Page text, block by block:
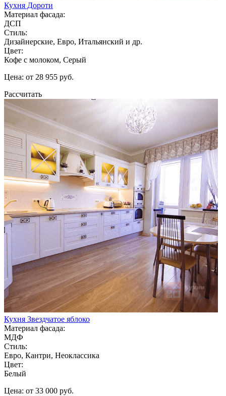
Кухня Дороти
Материал фасада:
ДСП
Стиль:
Дизайнерские, Евро, Итальянский и др.
Цвет:
Кофе с молоком, Серый
Цена: от 28 955 руб.
Рассчитать
Кухня Звездчатое яблоко
Материал фасада:
МДФ
Стиль:
Евро, Кантри, Неоклассика
Цвет:
Белый
Цена: от 33 000 руб.